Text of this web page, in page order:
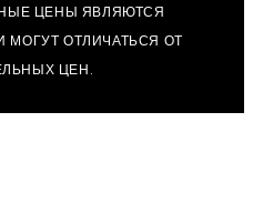
ЦЕНЫ ЯВЛЯЮТСЯ
ОТЛИЧАТЬСЯ ОТ
ЦЕН.